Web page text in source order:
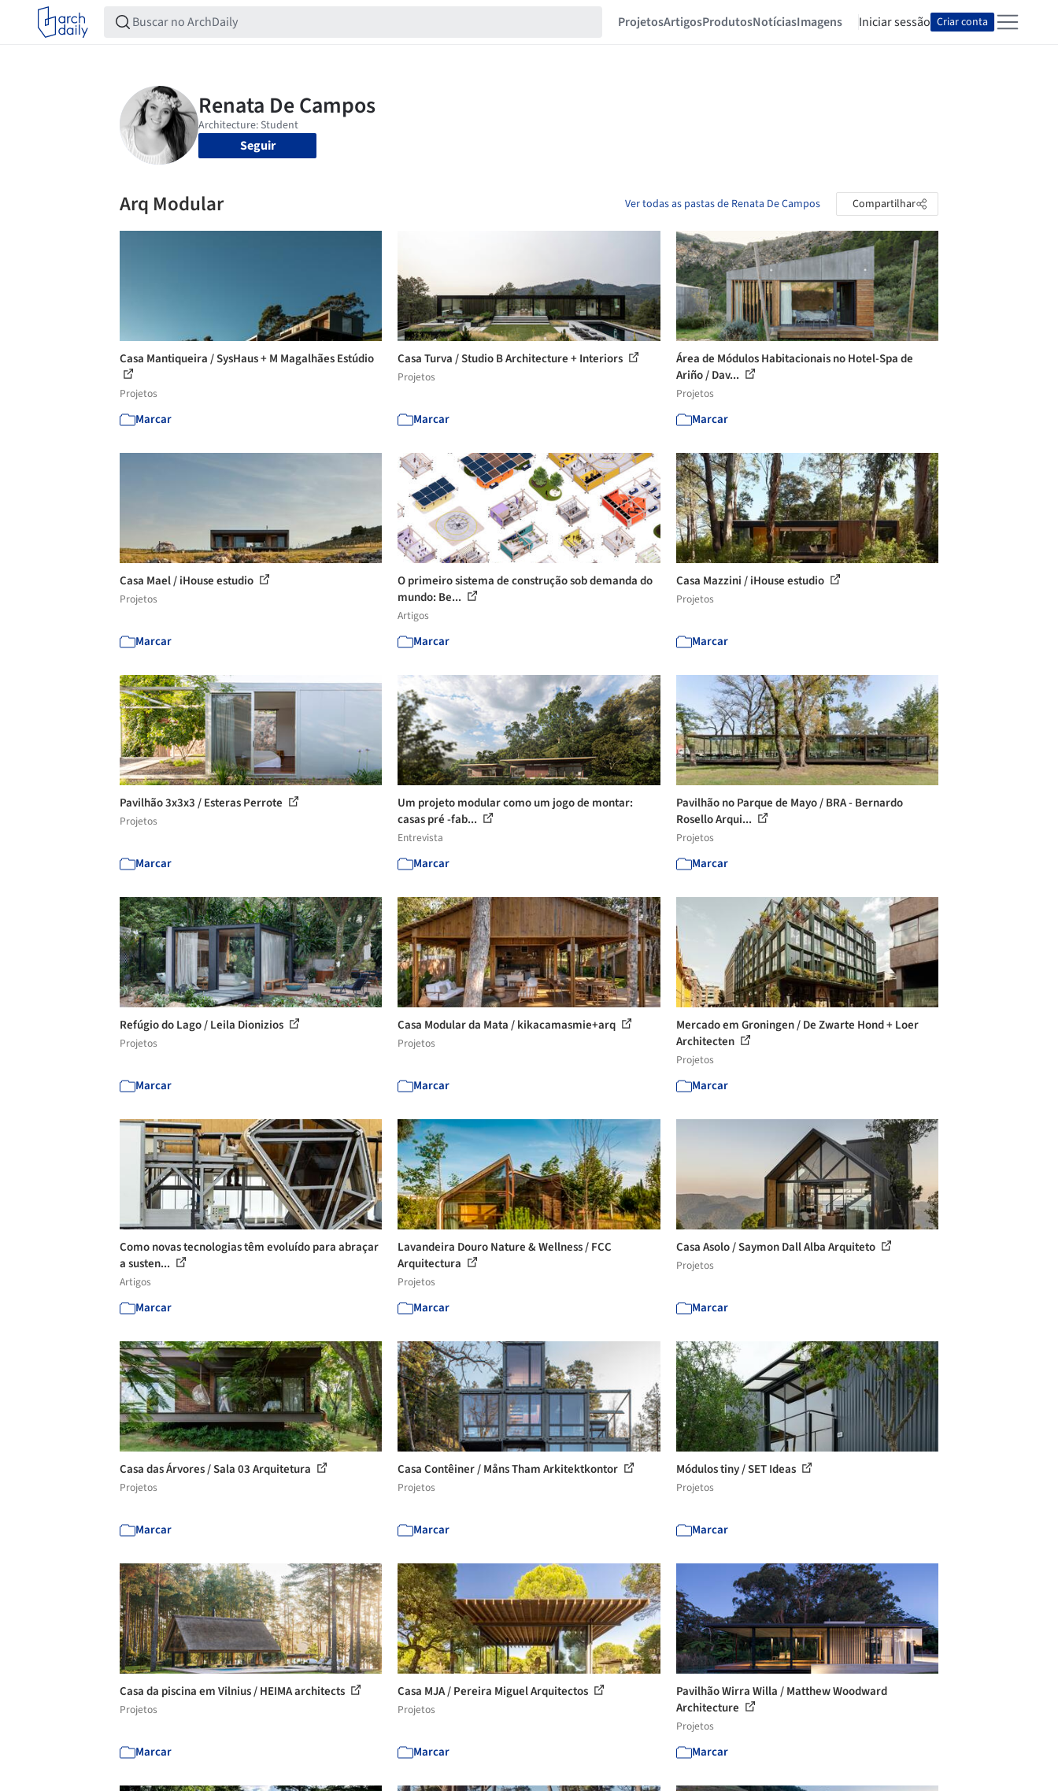
ProjetosArtigosProdutosNotíciasImagens Iniciar sessão Criar conta
Seguir
Arq Modular Ver todas as pastas de Renata De Campos Compartilhar
Casa Mantiqueira / SysHaus + M Magalhães Estúdio
Projetos
Marcar
Casa Turva / Studio B Architecture + Interiors
Projetos
Marcar
Área de Módulos Habitacionais no Hotel-Spa de
Ariño / Dav...
Projetos
Marcar
Casa Mael / iHouse estudio
Projetos
Marcar
O primeiro sistema de construção sob demanda do
mundo: Be...
Artigos
Marcar
Casa Mazzini / iHouse estudio
Projetos
Marcar
Pavilhão 3x3x3 / Esteras Perrote
Projetos
Marcar
Um projeto modular como um jogo de montar:
casas pré -fab...
Entrevista
Marcar
Pavilhão no Parque de Mayo / BRA - Bernardo
Rosello Arqui...
Projetos
Marcar
Refúgio do Lago / Leila Dionizios
Projetos
Marcar
Casa Modular da Mata / kikacamasmie+arq
Projetos
Marcar
Mercado em Groningen / De Zwarte Hond + Loer
Architecten
Projetos
Marcar
Como novas tecnologias têm evoluído para abraçar
a susten...
Artigos
Marcar
Lavandeira Douro Nature & Wellness / FCC
Arquitectura
Projetos
Marcar
Casa Asolo / Saymon Dall Alba Arquiteto
Projetos
Marcar
Casa das Árvores / Sala 03 Arquitetura
Projetos
Marcar
Casa Contêiner / Måns Tham Arkitektkontor
Projetos
Marcar
Módulos tiny / SET Ideas
Projetos
Marcar
Casa da piscina em Vilnius / HEIMA architects
Projetos
Marcar
Casa MJA / Pereira Miguel Arquitectos
Projetos
Marcar
Pavilhão Wirra Willa / Matthew Woodward
Architecture
Projetos
Marcar